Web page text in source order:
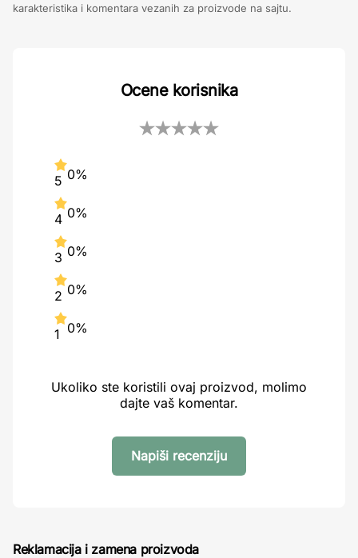
karakteristika i komentara vezanih za proizvode na sajtu.
Ocene korisnika
5 0%
4 0%
3 0%
2 0%
1 0%
Ukoliko ste koristili ovaj proizvod, molimo
dajte vaš komentar.
Napiši recenziju
Reklamacija i zamena proizvoda